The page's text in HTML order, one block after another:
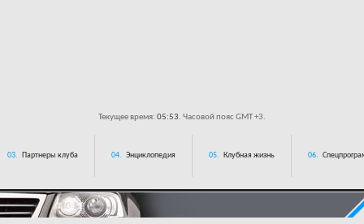
Текущее время: 05:53. Часовой пояс GMT +3.
03. Партнеры клуба 04. Энциклопедия 05. Клубная жизнь 06.